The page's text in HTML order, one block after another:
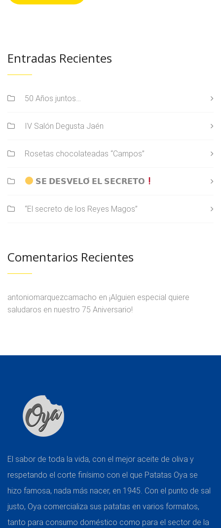
Entradas Recientes
50 Años juntos…
IV Salón Degusta Jaén
Rosetas chocolateadas “Campos”
𝗦𝗘 𝗗𝗘𝗦𝗩𝗘𝗟𝗢́ 𝗘𝗟 𝗦𝗘𝗖𝗥𝗘𝗧𝗢
“El secreto de los Reyes Magos”
Comentarios Recientes
antoniomarquezcamacho en ¡Alguien especial quiere
saludaros en nuestro 75 Aniversario!
El sabor de toda la vida, con el mejor aceite de oliva y
respetando el corte finísimo con el que Patatas Oya se
hizo famosa, nada más nacer, en 1945. Con el punto de sal
justo, Oya comercializa sus patatas en varios formatos,
tanto para consumo doméstico como para el sector de la